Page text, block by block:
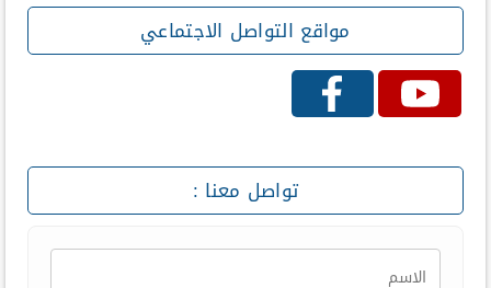
مواقع التواصل الاجتماعي
تواصل معنا :